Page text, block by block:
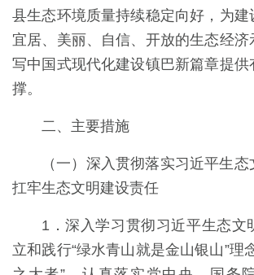
县生态环境质量持续稳定向好，为建
宜居、美丽、自信、开放的生态经
写中国式现代化建设镇巴新篇章提供
撑。
二、主要措施
（一）深入贯彻落实习近平生
扛牢生态文明建设责任
1．深入学习贯彻习近平生态文
立和践行“绿水青山就是金山银山”理